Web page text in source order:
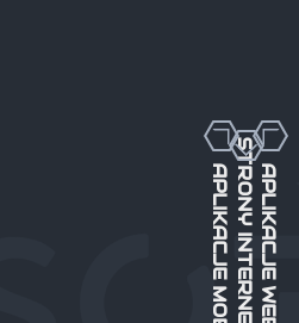
APLIKACJE MOBILNESTRONY INTERNETOWEAPLIKACJE WEBOWE